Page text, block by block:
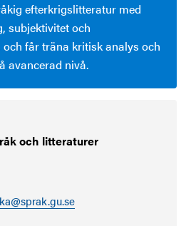
efterkrigslitteratur med
subjektivitet och
får träna kritisk analys och
avancerad nivå.
och litteraturer